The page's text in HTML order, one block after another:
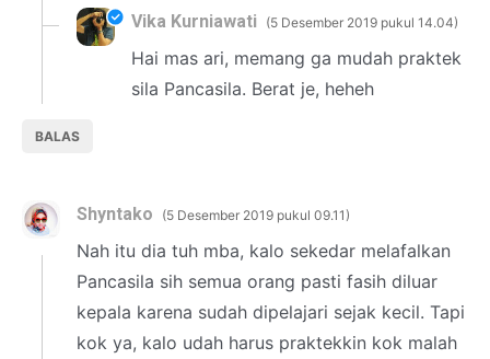
BALAS
Vika Kurniawati 5 Desember 2019 pukul 14.04
Hai mas ari, memang ga mudah praktek
sila Pancasila. Berat je, heheh
Shyntako 5 Desember 2019 pukul 09.11
Nah itu dia tuh mba, kalo sekedar melafalkan
Pancasila sih semua orang pasti fasih diluar
kepala karena sudah dipelajari sejak kecil. Tapi
kok ya, kalo udah harus praktekkin kok malah